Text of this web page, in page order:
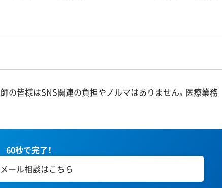
の皆様はSNS関連の負担やノルマはありません。医療業務
60秒で完了！
メール相談はこちら